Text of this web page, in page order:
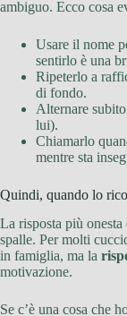
ambiguo. Ecco cosa
Usare il nome
sentirlo è una
Ripeterlo a
di fondo.
Alternare
lui).
Chiamarlo
mentre sta
Quindi, quando lo
La risposta più
spalle. Per molti
in famiglia, ma la
motivazione.
Se c’è una cosa che